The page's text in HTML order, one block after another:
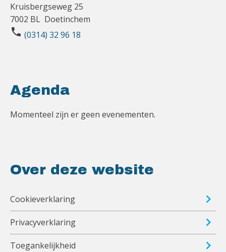
Kruisbergseweg 25
7002 BL Doetinchem
phone (0314) 32 96 18
Agenda
Momenteel zijn er geen evenementen.
Over deze website
Cookieverklaring
Privacyverklaring
Toegankelijkheid